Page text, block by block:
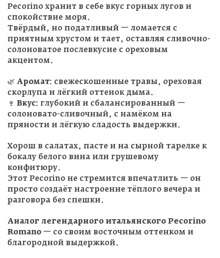
Pecorino хранит в себе вкус горных лугов и
спокойствие моря.
Твёрдый, но податливый — ломается с
приятным хрустом и тает, оставляя сливочно-
солоноватое послевкусие с ореховым
акцентом.
🌿 Аромат: свежескошенные травы, ореховая
скорлупа и лёгкий оттенок дыма.
🍷 Вкус: глубокий и сбалансированный —
солоновато-сливочный, с намёком на
пряности и лёгкую сладость выдержки.
Хорош в салатах, пасте и на сырной тарелке к
бокалу белого вина или грушевому
конфитюру.
Этот Pecorino не стремится впечатлить — он
просто создаёт настроение тёплого вечера и
разговора без спешки.
Аналог легендарного итальянского Pecorino
Romano — со своим восточным оттенком и
благородной выдержкой.